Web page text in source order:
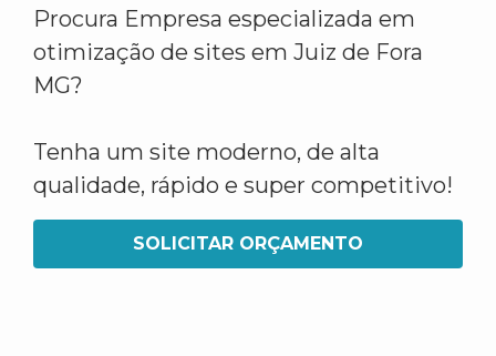
Procura Empresa especializada em
otimização de sites em Juiz de Fora
MG?
Tenha um site moderno, de alta
qualidade, rápido e super competitivo!
SOLICITAR ORÇAMENTO